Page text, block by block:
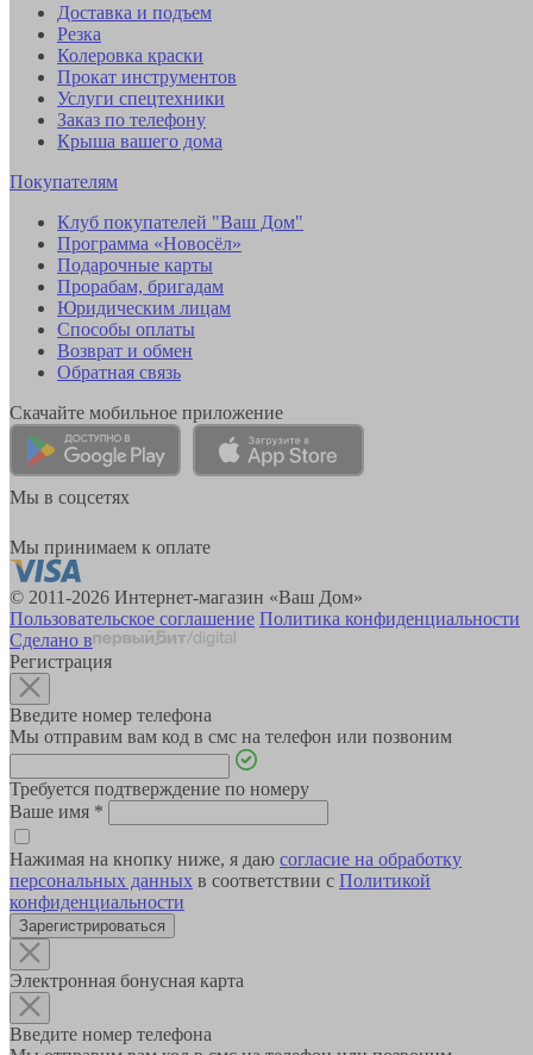
Доставка и подъем
Резка
Колеровка краски
Прокат инструментов
Услуги спецтехники
Заказ по телефону
Крыша вашего дома
Покупателям
Клуб покупателей "Ваш Дом"
Программа «Новосёл»
Подарочные карты
Прорабам, бригадам
Юридическим лицам
Способы оплаты
Возврат и обмен
Обратная связь
Скачайте мобильное приложение
Мы в соцсетях
Мы принимаем к оплате
© 2011-2026 Интернет-магазин «Ваш Дом»
Пользовательское соглашение Политика конфиденциальности
Сделано в
Регистрация
Введите номер телефона
Мы отправим вам код в смс на телефон или позвоним
Требуется подтверждение по номеру
Ваше имя *
Нажимая на кнопку ниже, я даю согласие на обработку
персональных данных в соответствии с Политикой
конфиденциальности
Зарегистрироваться
Электронная бонусная карта
Введите номер телефона